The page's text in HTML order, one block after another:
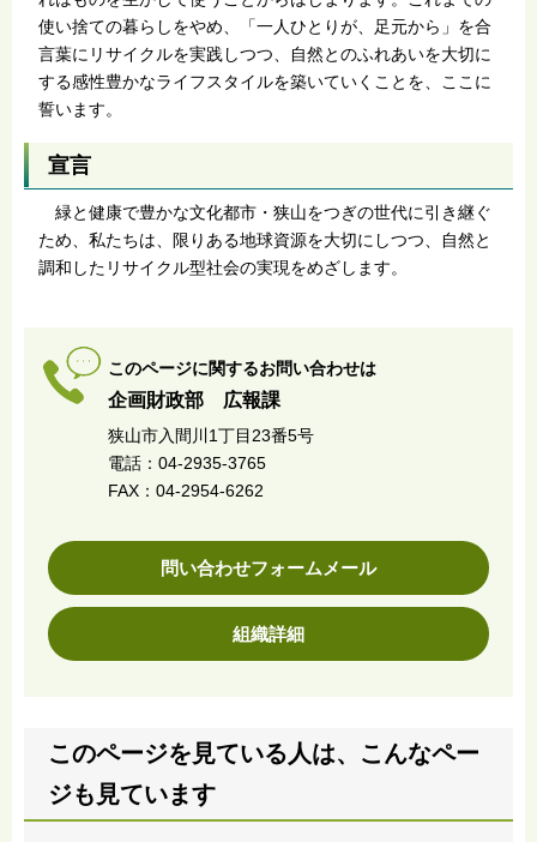
使い捨ての暮らしをやめ、「一人ひとりが、足元から」を合
言葉にリサイクルを実践しつつ、自然とのふれあいを大切に
する感性豊かなライフスタイルを築いていくことを、ここに
誓います。
宣言
緑と健康で豊かな文化都市・狭山をつぎの世代に引き継ぐ
ため、私たちは、限りある地球資源を大切にしつつ、自然と
調和したリサイクル型社会の実現をめざします。
このページに関するお問い合わせは
企画財政部 広報課
狭山市入間川1丁目23番5号
電話：04-2935-3765
FAX：04-2954-6262
問い合わせフォームメール
組織詳細
このページを見ている人は、こんなペー
ジも見ています